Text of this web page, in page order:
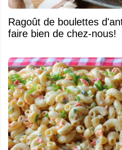
Ragoût de boulettes
faire bien de chez-nous!